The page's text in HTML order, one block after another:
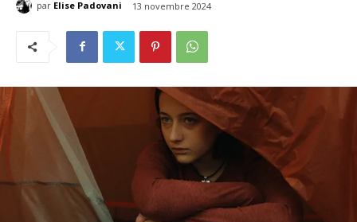
par Elise Padovani 13 novembre 2024